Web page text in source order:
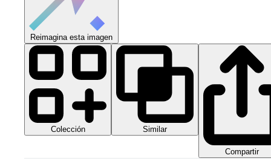
Reimagina esta imagen
Colección Similar
Compartir